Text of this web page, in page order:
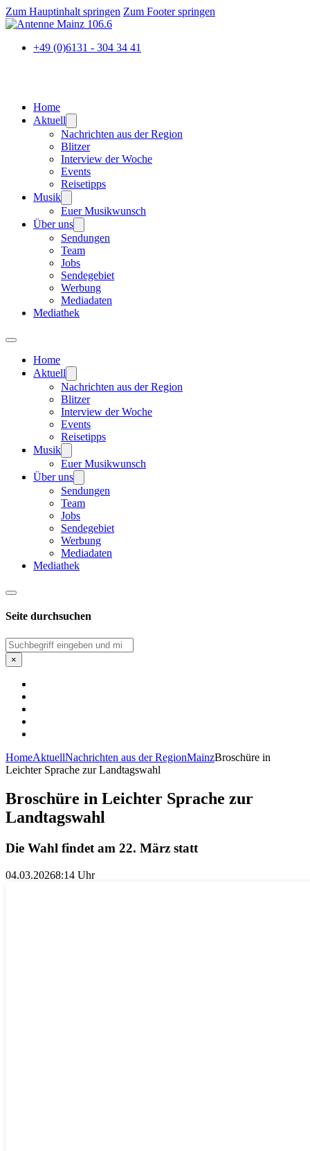
Zum Hauptinhalt springen Zum Footer springen
+49 (0)6131 - 304 34 41
Home
Aktuell
Nachrichten aus der Region
Blitzer
Interview der Woche
Events
Reisetipps
Musik
Euer Musikwunsch
Über uns
Sendungen
Team
Jobs
Sendegebiet
Werbung
Mediadaten
Mediathek
Home
Aktuell
Nachrichten aus der Region
Blitzer
Interview der Woche
Events
Reisetipps
Musik
Euer Musikwunsch
Über uns
Sendungen
Team
Jobs
Sendegebiet
Werbung
Mediadaten
Mediathek
Seite durchsuchen
Suchen
×
HomeAktuellNachrichten aus der RegionMainzBroschüre in
Leichter Sprache zur Landtagswahl
Broschüre in Leichter Sprache zur
Landtagswahl
Die Wahl findet am 22. März statt
04.03.20268:14 Uhr